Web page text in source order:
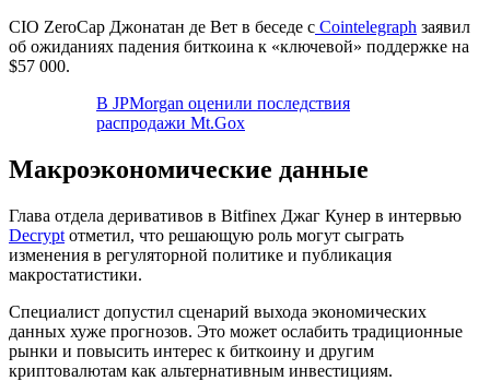
СIO ZeroCap Джонатан де Вет в беседе с Cointelegraph заявил
об ожиданиях падения биткоина к «ключевой» поддержке на
$57 000.
В JPMorgan оценили последствия
распродажи Mt.Gox
Макроэкономические данные
Глава отдела деривативов в Bitfinex Джаг Кунер в интервью
Decrypt отметил, что решающую роль могут сыграть
изменения в регуляторной политике и публикация
макростатистики.
Специалист допустил сценарий выхода экономических
данных хуже прогнозов. Это может ослабить традиционные
рынки и повысить интерес к биткоину и другим
криптовалютам как альтернативным инвестициям.